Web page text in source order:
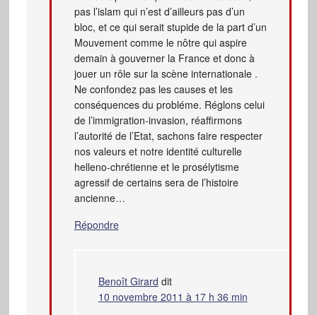
pas l’islam qui n’est d’ailleurs pas d’un
bloc, et ce qui serait stupide de la part d’un
Mouvement comme le nôtre qui aspire
demain à gouverner la France et donc à
jouer un rôle sur la scène internationale .
Ne confondez pas les causes et les
conséquences du probléme. Réglons celui
de l’immigration-invasion, réaffirmons
l’autorité de l’Etat, sachons faire respecter
nos valeurs et notre identité culturelle
helleno-chrétienne et le prosélytisme
agressif de certains sera de l’histoire
ancienne…
Répondre
Benoît Girard dit
10 novembre 2011 à 17 h 36 min